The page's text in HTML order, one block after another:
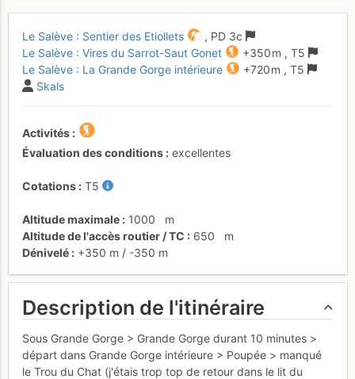
Le Salève : Sentier des Etiollets , PD 3c
Le Salève : Vires du Sarrot-Saut Gonet
+350 m , T5
Le Salève : La Grande Gorge intérieure
+720 m , T5
Skals
Activités
Évaluation des conditions
excellentes
Cotations T5
Altitude maximale 1000
m
Altitude de l'accès routier / TC
650
m
Dénivelé
+350 m / -350 m
Description de l'itinéraire
Sous Grande Gorge > Grande Gorge durant 10 minutes >
départ dans Grande Gorge intérieure > Poupée > manqué
le Trou du Chat (j'étais trop top de retour dans le lit du